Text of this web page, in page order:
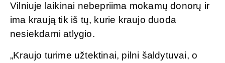
Vilniuje laikinai nebepriima mokamų donorų ir
ima kraują tik iš tų, kurie kraujo duoda
nesiekdami atlygio.
„Kraujo turime užtektinai, pilni šaldytuvai, o